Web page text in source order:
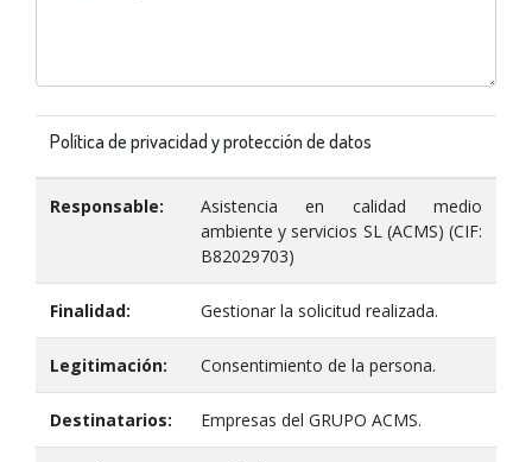
Política de privacidad y protección de datos
Responsable:
Asistencia en calidad medio
ambiente y servicios SL (ACMS) (CIF:
B82029703)
Finalidad: Gestionar la solicitud realizada.
Legitimación: Consentimiento de la persona.
Destinatarios: Empresas del GRUPO ACMS.